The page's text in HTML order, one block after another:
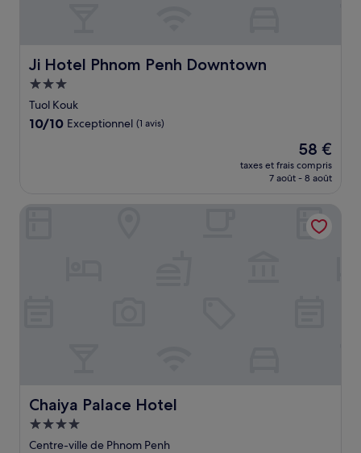
Ji Hotel Phnom Penh Downtown
Ji Hotel Phnom Penh Downtown
Hébergement
3.0 étoiles
Tuol Kouk
10.0
10/10 Exceptionnel (1 avis)
Le
nouveau
prix
de
58 €
58 €
taxes et frais compris
7 août - 8 août
Chaiya Palace Hotel
Chaiya Palace Hotel
Hébergement
4.0 étoiles
Centre-ville de Phnom Penh